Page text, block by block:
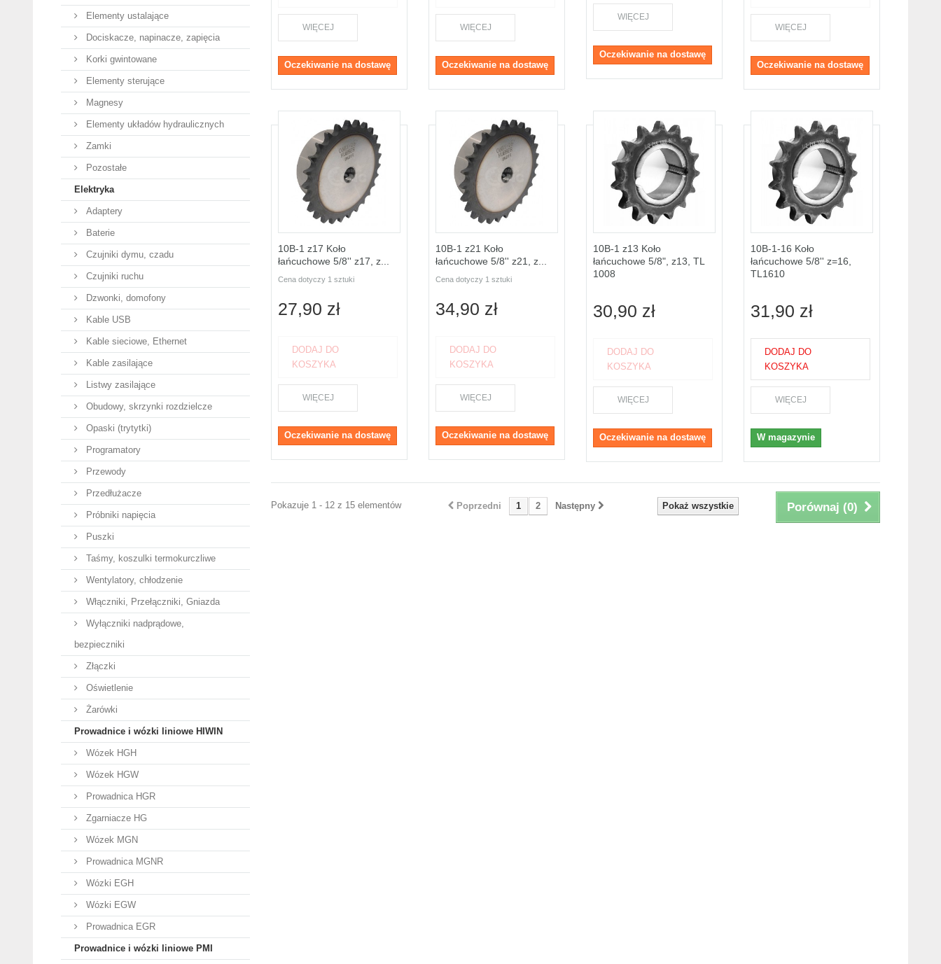
Elementy ustalające
Dociskacze, napinacze, zapięcia
Korki gwintowane
Elementy sterujące
Magnesy
Elementy układów hydraulicznych
Zamki
Pozostałe
Elektryka
Adaptery
Baterie
Czujniki dymu, czadu
Czujniki ruchu
Dzwonki, domofony
Kable USB
Kable sieciowe, Ethernet
Kable zasilające
Listwy zasilające
Obudowy, skrzynki rozdzielcze
Opaski (trytytki)
Programatory
Przewody
Przedłużacze
Próbniki napięcia
Puszki
Taśmy, koszulki termokurczliwe
Wentylatory, chłodzenie
Włączniki, Przełączniki, Gniazda
Wyłączniki nadprądowe,
bezpieczniki
Złączki
Oświetlenie
Żarówki
Prowadnice i wózki liniowe HIWIN
Wózek HGH
Wózek HGW
Prowadnica HGR
Zgarniacze HG
Wózek MGN
Prowadnica MGNR
Wózki EGH
Wózki EGW
Prowadnica EGR
Prowadnice i wózki liniowe PMI
WIĘCEJ
Oczekiwanie na dostawę
WIĘCEJ
Oczekiwanie na dostawę
WIĘCEJ
Oczekiwanie na dostawę
WIĘCEJ
Oczekiwanie na dostawę
10B-1 z17 Koło
łańcuchowe 5/8'' z17, z...
Cena dotyczy 1 sztuki
27,90 zł
DODAJ DO
KOSZYKA
WIĘCEJ
Oczekiwanie na dostawę
10B-1 z21 Koło
łańcuchowe 5/8'' z21, z...
Cena dotyczy 1 sztuki
34,90 zł
DODAJ DO
KOSZYKA
WIĘCEJ
Oczekiwanie na dostawę
10B-1 z13 Koło
łańcuchowe 5/8", z13, TL
1008
30,90 zł
DODAJ DO
KOSZYKA
WIĘCEJ
Oczekiwanie na dostawę
10B-1-16 Koło
łańcuchowe 5/8'' z=16,
TL1610
31,90 zł
DODAJ DO
KOSZYKA
WIĘCEJ
W magazynie
Porównaj (0)
Pokaż wszystkie
Poprzedni 1 2 Następny
Pokazuje 1 - 12 z 15 elementów